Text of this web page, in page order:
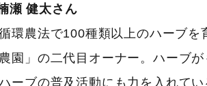
瀬 健太さん
農法で100種類以上のハーブを
園」の二代目オーナー。ハーブが
ーブの普及活動にも力を入れてい